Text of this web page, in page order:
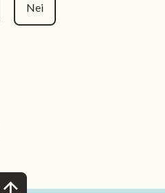
Nei